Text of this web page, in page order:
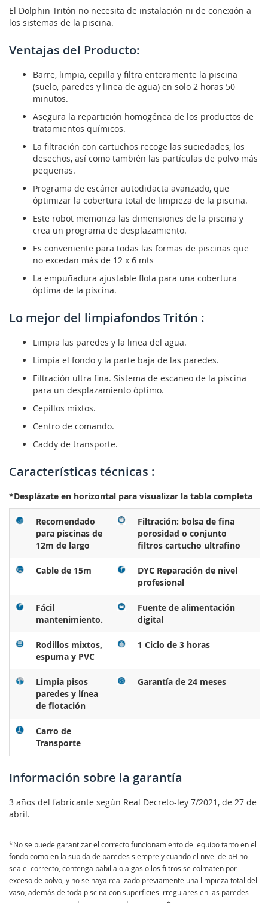
El Dolphin Tritón no necesita de instalación ni de conexión a
los sistemas de la piscina.
Ventajas del Producto:
Barre, limpia, cepilla y filtra enteramente la piscina
(suelo, paredes y linea de agua) en solo 2 horas 50
minutos.
Asegura la repartición homogénea de los productos de
tratamientos químicos.
La filtración con cartuchos recoge las suciedades, los
desechos, así como también las partículas de polvo más
pequeñas.
Programa de escáner autodidacta avanzado, que
óptimizar la cobertura total de limpieza de la piscina.
Este robot memoriza las dimensiones de la piscina y
crea un programa de desplazamiento.
Es conveniente para todas las formas de piscinas que
no excedan más de 12 x 6 mts
La empuñadura ajustable flota para una cobertura
óptima de la piscina.
Lo mejor del limpiafondos Tritón :
Limpia las paredes y la linea del agua.
Limpia el fondo y la parte baja de las paredes.
Filtración ultra fina. Sistema de escaneo de la piscina
para un desplazamiento óptimo.
Cepillos mixtos.
Centro de comando.
Caddy de transporte.
Características técnicas :
*Desplázate en horizontal para visualizar la tabla completa
Recomendado
para piscinas de
12m de largo
Filtración: bolsa de fina
porosidad o conjunto
filtros cartucho ultrafino
Cable de 15m
DYC Reparación de nivel
profesional
Fácil
mantenimiento.
Fuente de alimentación
digital
Rodillos mixtos,
espuma y PVC
1 Ciclo de 3 horas
Limpia pisos
paredes y línea
de flotación
Garantía de 24 meses
Carro de
Transporte
Información sobre la garantía
3 años del fabricante según Real Decreto-ley 7/2021, de 27 de
abril.
*No se puede garantizar el correcto funcionamiento del equipo tanto en el
fondo como en la subida de paredes siempre y cuando el nivel de pH no
sea el correcto, contenga babilla o algas o los filtros se colmaten por
exceso de polvo, y no se haya realizado previamente una limpieza total del
vaso, además de toda piscina con superficies irregulares en las paredes